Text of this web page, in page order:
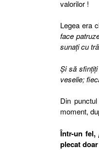
valorilor !
Legea era
face
sunaţi cu
Şi să
veselie;
Din
moment,
Într-un fel,
plecat